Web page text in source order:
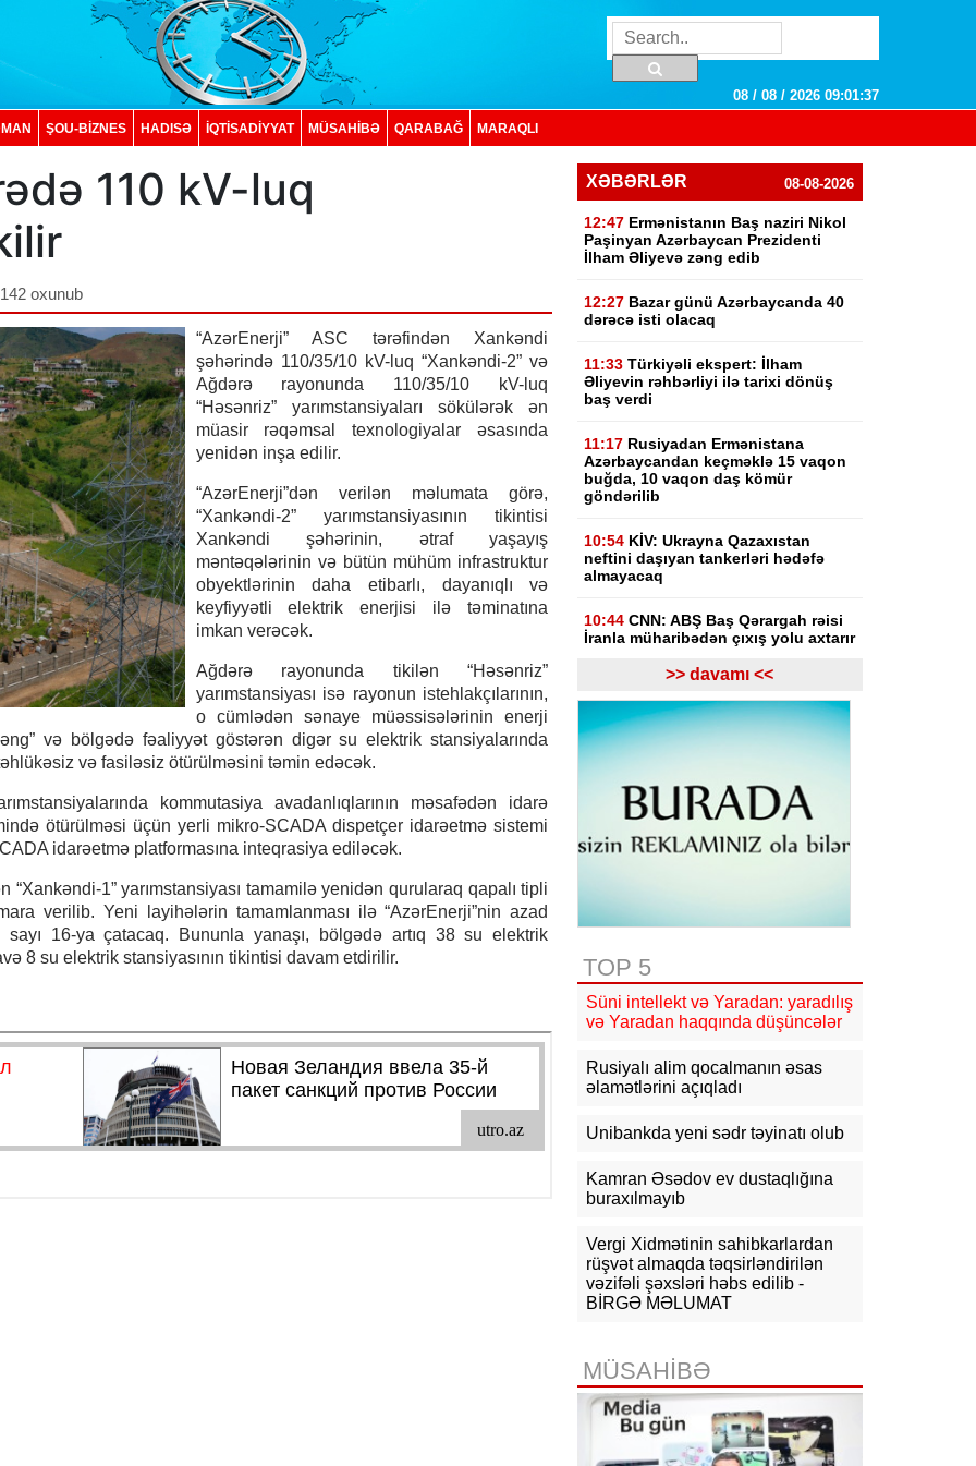
08 / 08 / 2026 09:01:38
ŞOU-BİZNES HADISƏ İQTISADIYYAT MÜSAHİBƏ QARABAĞ MARAQLI
110 kV-luq
oxunub
“AzərEnerji” ASC tərəfindən Xankəndi
şəhərində 110/35/10 kV-luq “Xankəndi-2” və
Ağdərə rayonunda 110/35/10 kV-luq
“Həsənriz” yarımstansiyaları sökülərək ən
müasir rəqəmsal texnologiyalar əsasında
yenidən inşa edilir.
“AzərEnerji”dən verilən məlumata görə,
“Xankəndi-2” yarımstansiyasının tikintisi
Xankəndi şəhərinin, ətraf yaşayış
məntəqələrinin və bütün mühüm infrastruktur
obyektlərinin daha etibarlı, dayanıqlı və
keyfiyyətli elektrik enerjisi ilə təminatına
imkan verəcək.
Ağdərə rayonunda tikilən “Həsənriz”
yarımstansiyası isə rayonun istehlakçılarının,
o cümlədən sənaye müəssisələrinin enerji
və bölgədə fəaliyyət göstərən digər su elektrik stansiyalarında
və fasiləsiz ötürülməsini təmin edəcək.
kommutasiya avadanlıqlarının məsafədən idarə
ötürülməsi üçün yerli mikro-SCADA dispetçer idarəetmə sistemi
idarəetmə platformasına inteqrasiya ediləcək.
1” yarımstansiyası tamamilə yenidən qurularaq qapalı tipli
verilib. Yeni layihələrin tamamlanması ilə “AzərEnerji”nin azad
16-ya çatacaq. Bununla yanaşı, bölgədə artıq 38 su elektrik
8 su elektrik stansiyasının tikintisi davam etdirilir.
XƏBƏRLƏR 08-08-2026
12:47 Ermənistanın Baş naziri Nikol
Paşinyan Azərbaycan Prezidenti
İlham Əliyevə zəng edib
12:27 Bazar günü Azərbaycanda 40
dərəcə isti olacaq
11:33 Türkiyəli ekspert: İlham
Əliyevin rəhbərliyi ilə tarixi dönüş
baş verdi
11:17 Rusiyadan Ermənistana
Azərbaycandan keçməklə 15 vaqon
buğda, 10 vaqon daş kömür
göndərilib
10:54 KİV: Ukrayna Qazaxıstan
neftini daşıyan tankerləri hədəfə
almayacaq
10:44 CNN: ABŞ Baş Qərargah rəisi
İranla müharibədən çıxış yolu axtarır
Ermənistanın Baş naziri: Yaxın
vaxtlarda TRIPP layihəsinin praktiki
icrasına başlayacağıq
10:15
səhifəsi bağlanıb, sülh bərqərar
09:58
Paşinyan: Ermənistan ötən il
investisiya qoyulacaq
09:14 NYT: ABŞ Kubanın rəhbəri
vəzifəsinə namizəd axtarır
09:04Azərbaycan XİN
Gürcüstandakı münaqişənin sülh
yolu ilə həllinə dəstəyini təsdiqləyib
08:57Azərbaycan-ABŞ strateji
memorandumun imzalanmasının bir
ili tamam olur
07-08-2026
19:03 Bəzi yerlərə yağış yağacaq,
dolu düşəcək - XƏBƏRDARLIQ
üzərindən neft ixracını
genişləndirməyi planlaşdırır
>> davamı <<
TOP 5
Süni intellekt və Yaradan: yaradılış
və Yaradan haqqında düşüncələr
Rusiyalı alim qocalmanın əsas
əlamətlərini açıqladı
Unibankda yeni sədr təyinatı olub
Kamran Əsədov ev dustaqlığına
buraxılmayıb
Vergi Xidmətinin sahibkarlardan
rüşvət almaqda təqsirləndirilən
vəzifəli şəxsləri həbs edilib -
BİRGƏ MƏLUMAT
MÜSAHİBƏ